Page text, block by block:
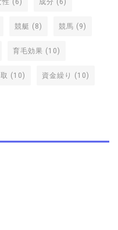
性 (6) 成分 (6)
競艇 (8) 競馬 (9)
育毛効果 (10)
(10) 資金繰り (10)